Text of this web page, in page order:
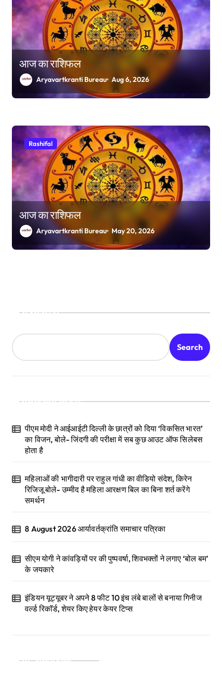
आज का राशिफल
Aryavartkranti Bureau Aug 6, 2026
Rashifal
आज का राशिफल
Aryavartkranti Bureau May 20, 2026
Search
Search
Recent Posts
पीएम मोदी ने आईआईटी दिल्ली के छात्रों को दिया ‘विकसित भारत’
का विजन, बोले- जिंदगी की परीक्षा में सब कुछ आउट ऑफ सिलेबस
होता है
महिलाओं की भागीदारी पर राहुल गांधी का वीडियो संदेश, किरेन
रिजिजू बोले- उम्मीद है महिला आरक्षण बिल का बिना शर्त करेंगे
समर्थन
8 August 2026 आर्यावर्तक्रांति समाचार पत्रिका
सीएम योगी ने कांवड़ियों पर की पुष्पवर्षा, शिवभक्तों ने लगाए ‘बोल बम’
के जयकारे
इंडियन यूट्यूबर ने अपने 8 फीट 10 इंच लंबे बालों से बनाया गिनीज
वर्ल्ड रिकॉर्ड, शेयर किए हेयर केयर टिप्स
Categories